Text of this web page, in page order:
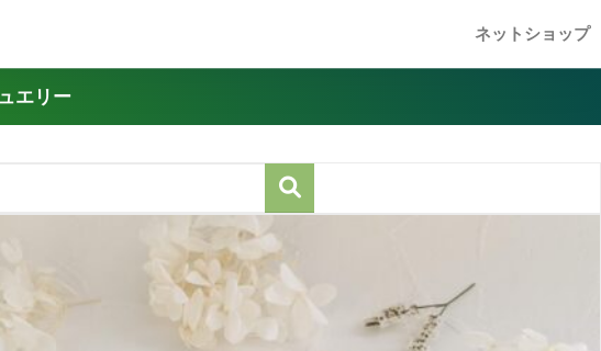
ネットショップ
エリー